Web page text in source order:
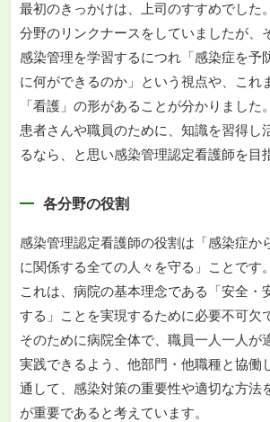
最初のきっかけは、上司のすすめでした
分野のリンクナースをしていましたが、
感染管理を学習するにつれ「感染症を予
に何ができるのか」という視点や、これ
「看護」の形があることが分かりました。
患者さんや職員のために、知識を習得し
るなら、と思い感染管理認定看護師を目
各分野の役割
感染管理認定看護師の役割は「感染症か
に関係する全ての人々を守る」ことです。
これは、病院の基本理念である「安全・
する」ことを実現するために必要不可欠
そのために病院全体で、職員一人一人が
実践できるよう、他部門・他職種と協働
通して、感染対策の重要性や適切な方法
が重要であると考えています。